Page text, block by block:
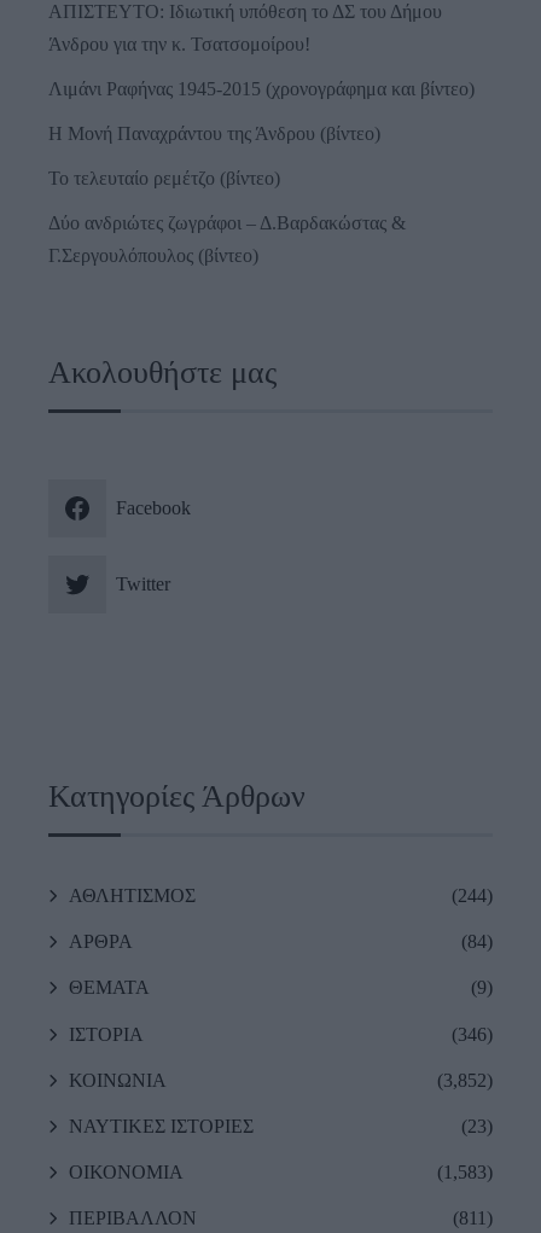
ΑΠΙΣΤΕΥΤΟ: Ιδιωτική υπόθεση το ΔΣ του Δήμου
Άνδρου για την κ. Τσατσομοίρου!
Λιμάνι Ραφήνας 1945-2015 (χρονογράφημα και βίντεο)
Η Μονή Παναχράντου της Άνδρου (βίντεο)
Το τελευταίο ρεμέτζο (βίντεο)
Δύο ανδριώτες ζωγράφοι – Δ.Βαρδακώστας &
Γ.Σεργουλόπουλος (βίντεο)
Ακολουθήστε μας
Facebook
Twitter
Κατηγορίες Άρθρων
ΑΘΛΗΤΙΣΜΟΣ (244)
ΑΡΘΡΑ (84)
ΘΕΜΑΤΑ (9)
ΙΣΤΟΡΙΑ (346)
ΚΟΙΝΩΝΙΑ (3,852)
ΝΑΥΤΙΚΕΣ ΙΣΤΟΡΙΕΣ (23)
ΟΙΚΟΝΟΜΙΑ (1,583)
ΠΕΡΙΒΑΛΛΟΝ (811)